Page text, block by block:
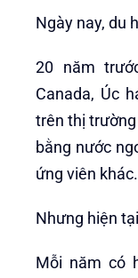
Ngày nay, du
20 năm
Canada, Úc
trên thị
bằng nước
ứng viên khác.
Nhưng hiện
Mỗi năm có